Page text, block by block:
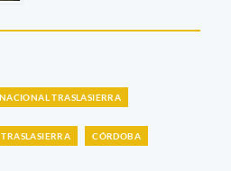
TRASLASIERRA
CÓRDOBA